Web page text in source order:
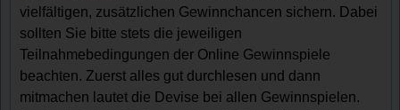
vielfältigen, zusätzlichen Gewinnchancen sichern. Dabei
sollten Sie bitte stets die jeweiligen
Teilnahmebedingungen der Online Gewinnspiele
beachten. Zuerst alles gut durchlesen und dann
mitmachen lautet die Devise bei allen Gewinnspielen.